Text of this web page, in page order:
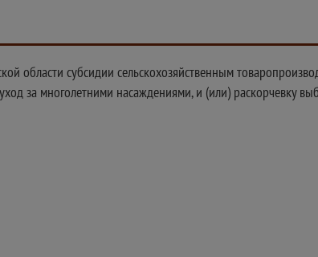
области субсидии сельскохозяйственным
за многолетними насаждениями, и (или) раскорчевку